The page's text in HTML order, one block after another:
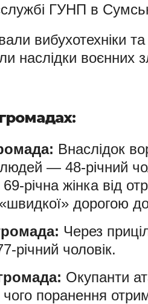
ГУНП в
вибухотехніки та
наслідки воєнних
Внаслідок
— 48-річний
річна жінка від
дорогою до
Через
річний чоловік.
Окупанти
поранення